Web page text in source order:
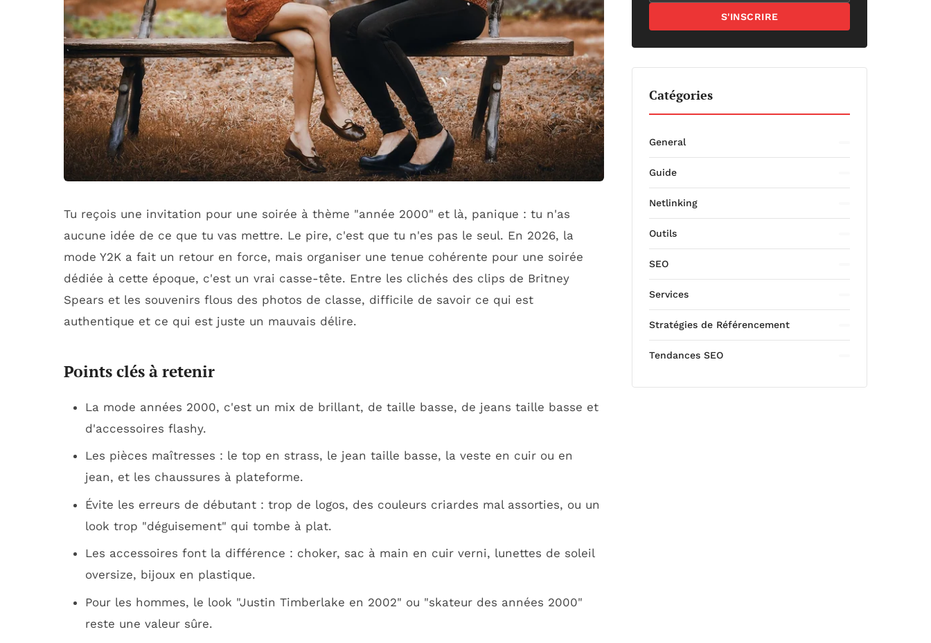
Tu reçois une invitation pour une soirée à thème "année 2000" et là, panique : tu n'as
aucune idée de ce que tu vas mettre. Le pire, c'est que tu n'es pas le seul. En 2026, la
mode Y2K a fait un retour en force, mais organiser une tenue cohérente pour une soirée
dédiée à cette époque, c'est un vrai casse-tête. Entre les clichés des clips de Britney
Spears et les souvenirs flous des photos de classe, difficile de savoir ce qui est
authentique et ce qui est juste un mauvais délire.
Points clés à retenir
La mode années 2000, c'est un mix de brillant, de taille basse, de jeans taille basse et
d'accessoires flashy.
Les pièces maîtresses : le top en strass, le jean taille basse, la veste en cuir ou en
jean, et les chaussures à plateforme.
Évite les erreurs de débutant : trop de logos, des couleurs criardes mal assorties, ou un
look trop "déguisement" qui tombe à plat.
Les accessoires font la différence : choker, sac à main en cuir verni, lunettes de soleil
oversize, bijoux en plastique.
Pour les hommes, le look "Justin Timberlake en 2002" ou "skateur des années 2000"
reste une valeur sûre.
S'INSCRIRE
Catégories
General
Guide
Netlinking
Outils
SEO
Services
Stratégies de Référencement
Tendances SEO